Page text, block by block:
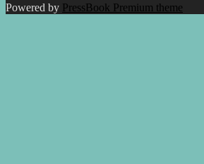
Powered by PressBook Premium theme